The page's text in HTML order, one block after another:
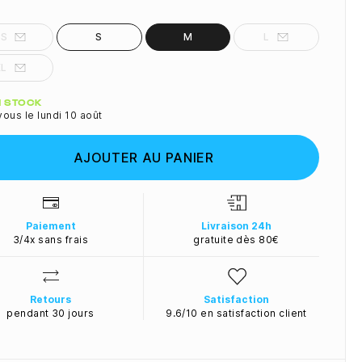
S M L
STOCK
le lundi 10 août
AJOUTER AU PANIER
Paiement
3/4x sans frais
Livraison 24h
gratuite dès 80€
Retours
pendant 30 jours
Satisfaction
9.6/10 en satisfaction client